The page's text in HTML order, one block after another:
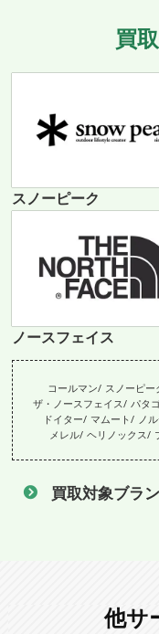
買
スノーピーク
ノースフェイス
コールマン スノーピー
ザ・ノースフェイス パタ
ドイター
マムート ノ
メレル ヘリノックス
買取対象ブラ
他サ